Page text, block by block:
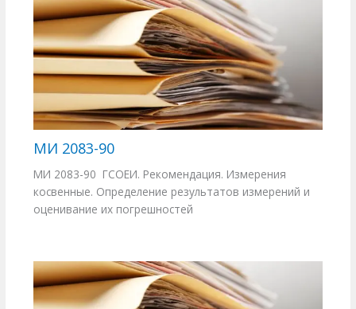
МИ 2083-90
МИ 2083-90 ГСОЕИ. Рекомендация. Измерения
косвенные. Определение результатов измерений и
оценивание их погрешностей